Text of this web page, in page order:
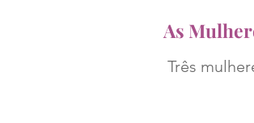
As
Três